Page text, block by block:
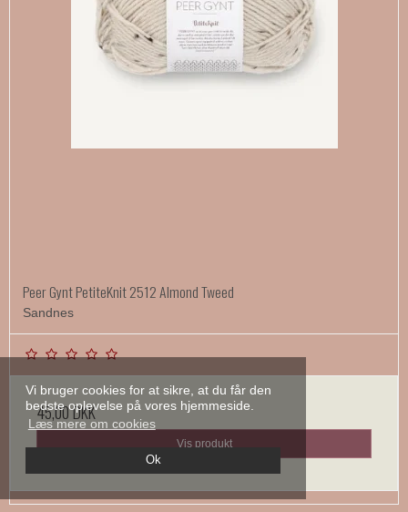
Vi bruger cookies for at sikre, at du får den
bedste oplevelse på vores hjemmeside.
Læs mere om cookies
Ok
Peer Gynt PetiteKnit 2512 Almond Tweed
Sandnes
45,00 DKK
Vis produkt